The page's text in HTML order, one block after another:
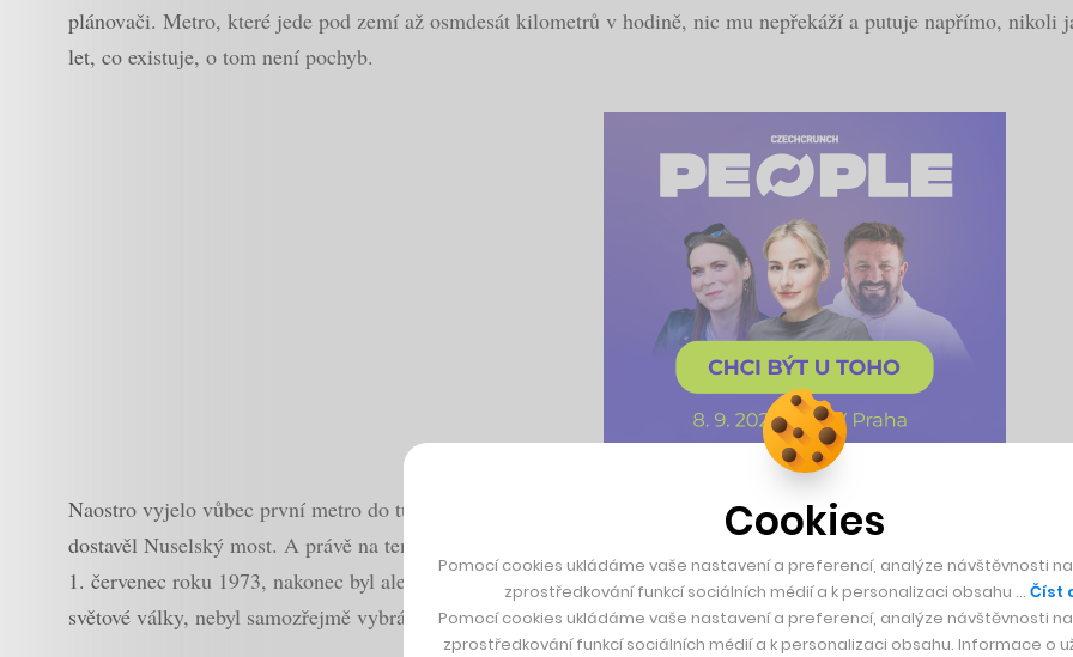
plánovači. Metro, které jede pod zemí až osmdesát kilometrů v hodině, nic mu nepřekáží a putuje napřímo, nikoli
let, co existuje, o tom není pochyb.
Naostro vyjelo vůbec první metro do tunelu 9. května 1974. Ještě pořád možná někoho překvapí, že nešlo o linku
dostavěl Nuselský most. A právě na ten se čekalo. Původně měla vůbec první souprava v Praze vyjet už o čtyři
1. červenec roku 1973, nakonec byl ale tlak na to otevřít o tři měsíce dřív a 9. květen, kdy si Sovětský svaz a
světové války, nebyl samozřejmě vybrán náhodně.
Cookies
Pomocí cookies ukládáme vaše nastavení a preferencí, analýze návštěvnosti
zprostředkování funkcí sociálních médií a k personalizaci obsahu … Číst
Pomocí cookies ukládáme vaše nastavení a preferencí, analýze návštěvnosti
zprostředkování funkcí sociálních médií a k personalizaci obsahu. Informace o